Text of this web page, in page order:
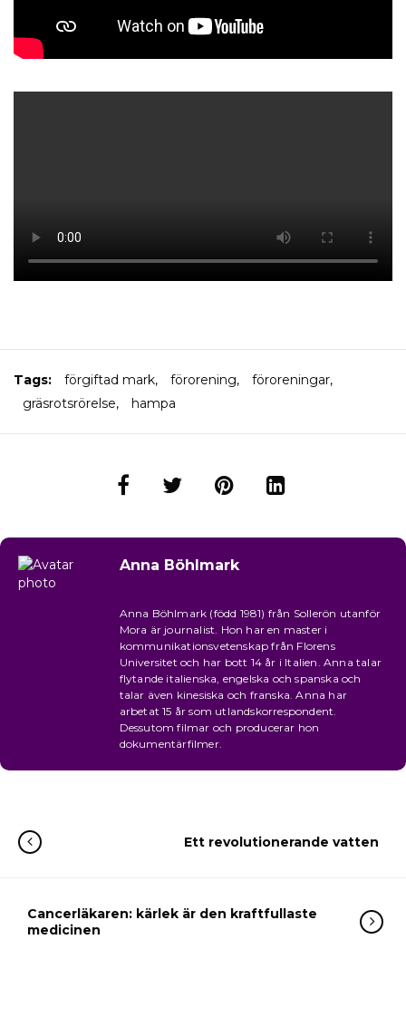
Tags: förgiftad mark, förorening, föroreningar,
gräsrotsrörelse, hampa
Anna Böhlmark
Anna Böhlmark (född 1981) från Sollerön utanför
Mora är journalist. Hon har en master i
kommunikationsvetenskap från Florens
Universitet och har bott 14 år i Italien. Anna talar
flytande italienska, engelska och spanska och
talar även kinesiska och franska. Anna har
arbetat 15 år som utlandskorrespondent.
Dessutom filmar och producerar hon
dokumentärfilmer.
Ett revolutionerande vatten
Cancerläkaren: kärlek är den kraftfullaste
medicinen